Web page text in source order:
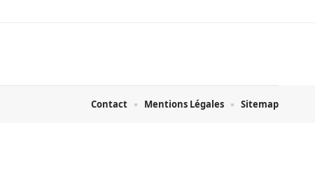
Contact Mentions Légales Sitemap